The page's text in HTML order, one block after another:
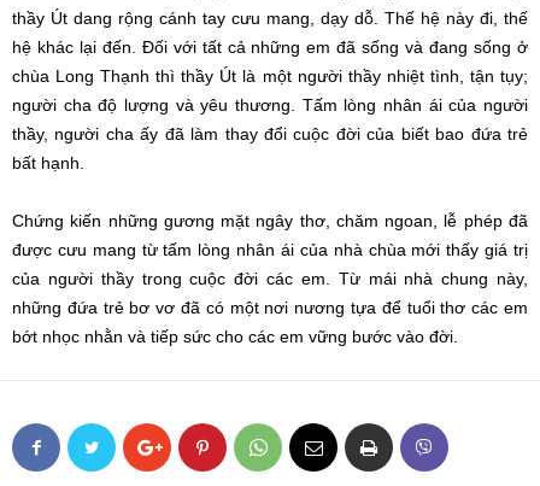
thầy Út dang rộng cánh tay cưu mang, dạy dỗ. Thế hệ này đi, thế
hệ khác lại đến. Đối với tất cả những em đã sống và đang sống ở
chùa Long Thạnh thì thầy Út là một người thầy nhiệt tình, tận tụy;
người cha độ lượng và yêu thương. Tấm lòng nhân ái của người
thầy, người cha ấy đã làm thay đổi cuộc đời của biết bao đứa trẻ
bất hạnh.
Chứng kiến những gương mặt ngây thơ, chăm ngoan, lễ phép đã
được cưu mang từ tấm lòng nhân ái của nhà chùa mới thấy giá trị
của người thầy trong cuộc đời các em. Từ mái nhà chung này,
những đứa trẻ bơ vơ đã có một nơi nương tựa để tuổi thơ các em
bớt nhọc nhằn và tiếp sức cho các em vững bước vào đời.